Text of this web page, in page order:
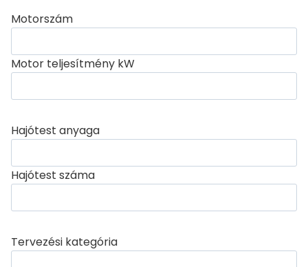
Motorszám
Motor teljesítmény kW
Hajótest anyaga
Hajótest száma
Tervezési kategória